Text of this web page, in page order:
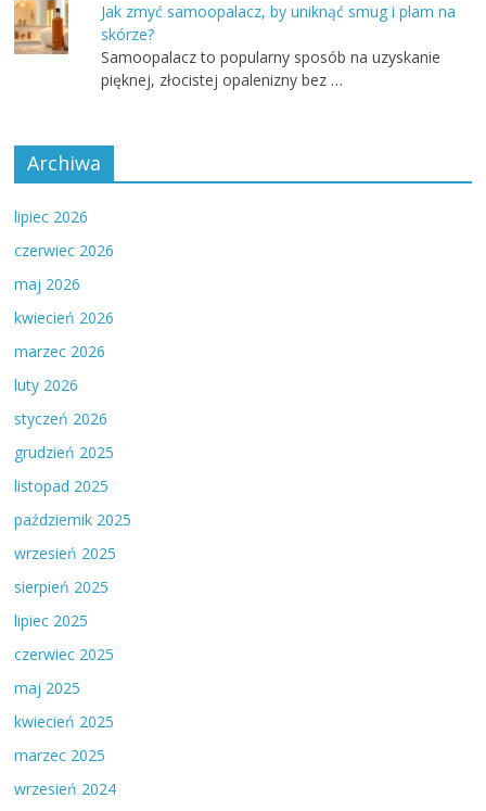
Jak zmyć samoopalacz, by uniknąć smug i plam na
skórze?
Samoopalacz to popularny sposób na uzyskanie
pięknej, złocistej opalenizny bez …
Archiwa
lipiec 2026
czerwiec 2026
maj 2026
kwiecień 2026
marzec 2026
luty 2026
styczeń 2026
grudzień 2025
listopad 2025
październik 2025
wrzesień 2025
sierpień 2025
lipiec 2025
czerwiec 2025
maj 2025
kwiecień 2025
marzec 2025
wrzesień 2024